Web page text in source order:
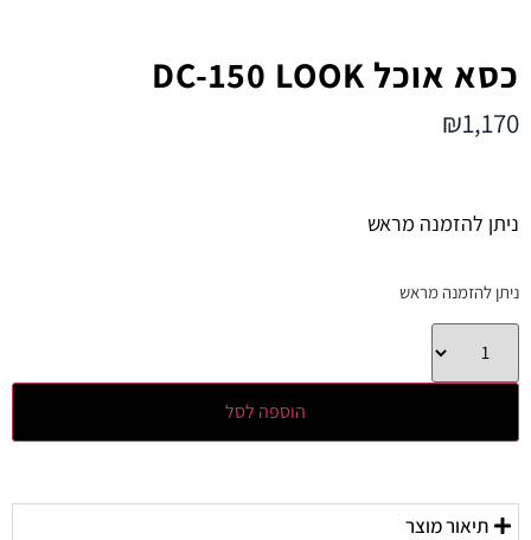
כסא אוכל DC-150 LOOK
₪1,170
ניתן להזמנה מראש
ניתן להזמנה מראש
הוספה לסל
תיאור מוצר